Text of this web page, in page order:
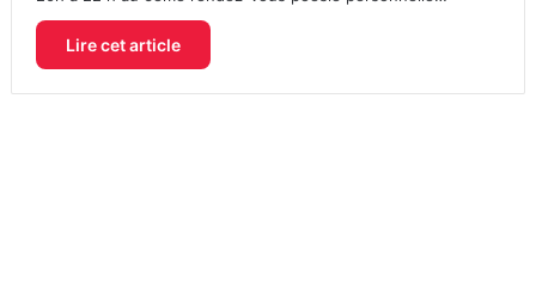
Lire cet article